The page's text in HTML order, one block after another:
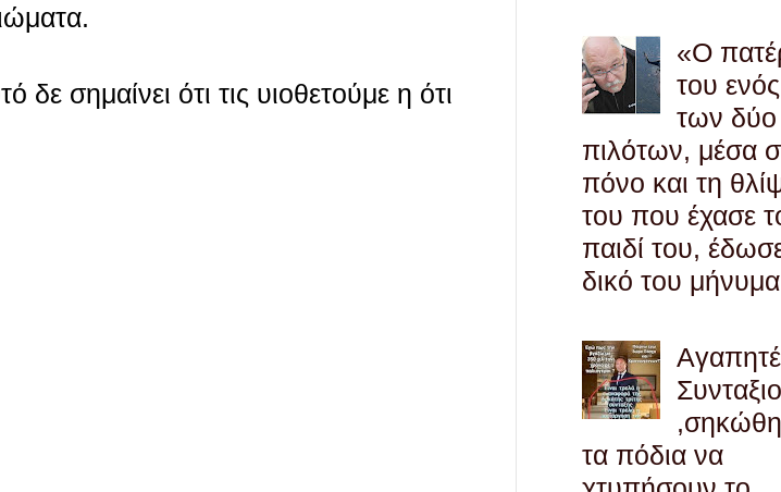
σημαίνει ότι τις υιοθετούμε η ότι
«Ο
του
των δύο
πιλότων, μέσα
πόνο και τη
του που έχασε
παιδί του,
δικό του μήνυμα
Αγαπητέ
τα πόδια να